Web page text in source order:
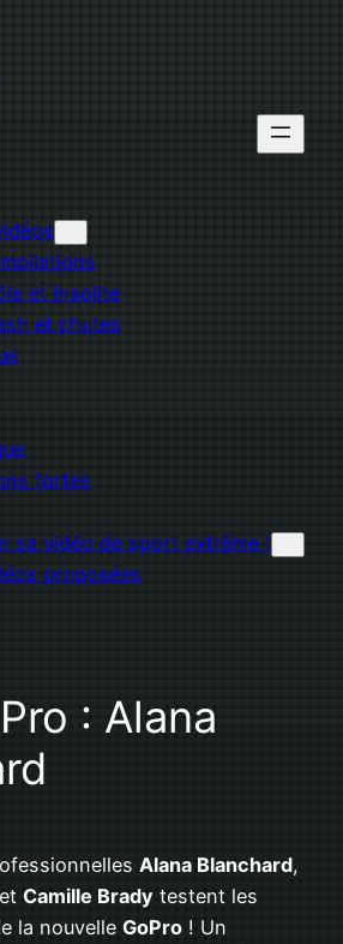
et Insolite
et chutes
fortes
sa vidéo de sport extrême !
proposées
: Alana
Alana Blanchard,
et Camille Brady testent les
la nouvelle GoPro ! Un